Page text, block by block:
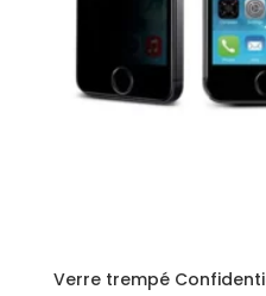
Verre trempé